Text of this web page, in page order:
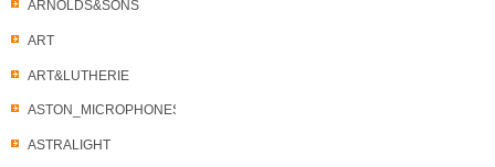
ARNOLDS&SONS
ART
ART&LUTHERIE
ASTON_MICROPHONES
ASTRALIGHT